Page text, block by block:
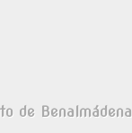
de Benalmádena